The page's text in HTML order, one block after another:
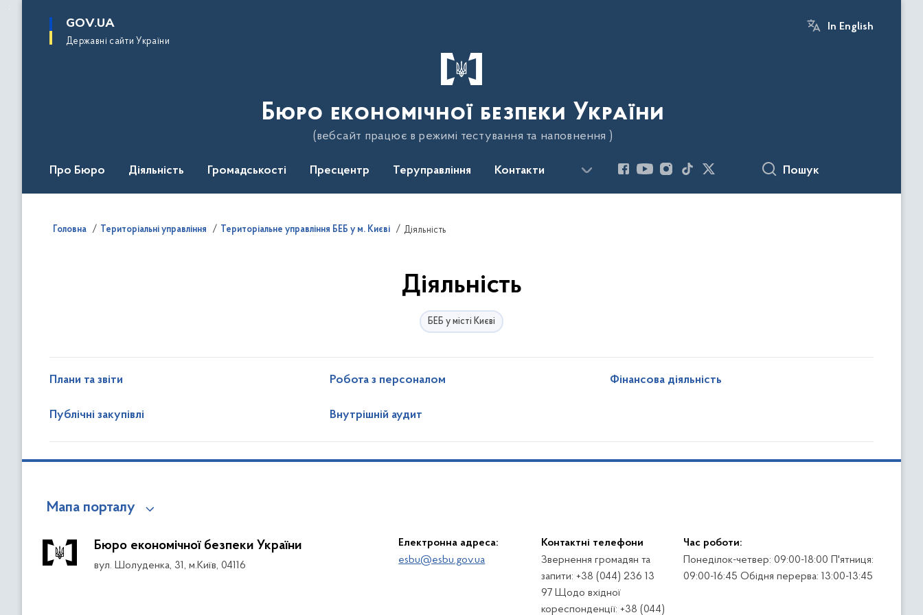
основного
GOV.UA
Державні сайти України
In English
Бюро економічної безпеки України
(вебсайт працює в режимі тестування та наповнення )
Про Бюро Діяльність Громадськості Пресцентр Теруправління Контакти Пошук
Головна Територіальні управління Територіальне управління БЕБ у м. Києві Діяльність
Діяльність
БЕБ у місті Києві
Плани та звіти Робота з персоналом Фінансова діяльність
Публічні закупівлі Внутрішній аудит
Мапа порталу
Бюро економічної безпеки України
вул. Шолуденка, 31, м.Київ, 04116
Електронна адреса:
esbu@esbu.gov.ua
Контактні телефони
Звернення громадян та
запити: +38 (044) 236 13
97 Щодо вхідної
кореспонденції: +38 (044)
Час роботи:
Понеділок-четвер: 09:00-18:00 П'ятниця:
09:00-16:45 Обідня перерва: 13:00-13:45